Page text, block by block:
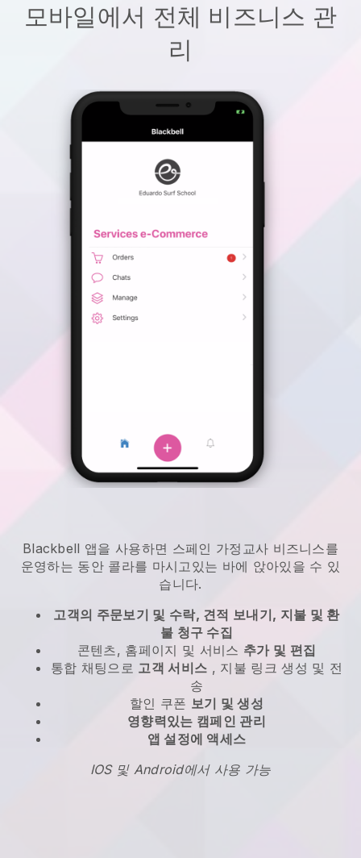
모바일에서 전체 비즈니스 관
리
Blackbell 앱을 사용하면 스페인 가정교사 비즈니스를
운영하는 동안 콜라를 마시고있는 바에 앉아있을 수 있
습니다.
고객의 주문보기 및 수락, 견적 보내기, 지불 및 환
불 청구 수집
콘텐츠, 홈페이지 및 서비스 추가 및 편집
통합 채팅으로 고객 서비스 , 지불 링크 생성 및 전
송
할인 쿠폰 보기 및 생성
영향력있는 캠페인 관리
앱 설정에 액세스
IOS 및 Android에서 사용 가능